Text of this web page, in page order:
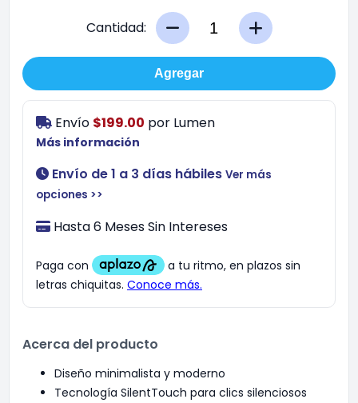
Cantidad:
Agregar
Envío $199.00 por Lumen
Más información
Envío de 1 a 3 días hábiles Ver más
opciones >>
Hasta 6 Meses Sin Intereses
Acerca del producto
Diseño minimalista y moderno
Tecnología SilentTouch para clics silenciosos